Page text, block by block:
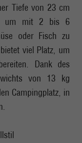
Tiefe von 23 cm
um mit 2 bis 6
oder Fisch zu
viel Platz, um
Dank des
von 13 kg
Campingplatz, in